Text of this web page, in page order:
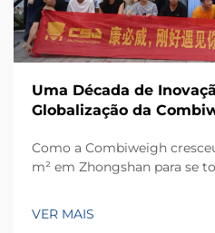
Uma Década de
Globalização da
Como a Combiweigh
m² em Zhongshan para se
pesagem — solicite ainda
VER MAIS